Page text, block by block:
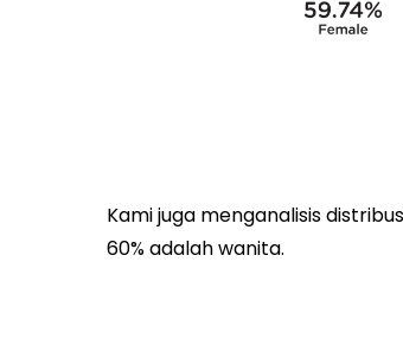
Kami juga menganalisis
60% adalah wanita.